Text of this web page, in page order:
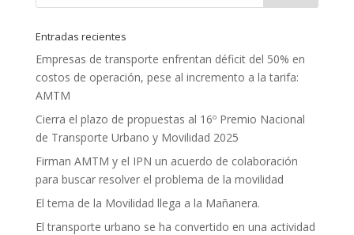
Entradas recientes
Empresas de transporte enfrentan déficit del 50% en
costos de operación, pese al incremento a la tarifa:
AMTM
Cierra el plazo de propuestas al 16º Premio Nacional
de Transporte Urbano y Movilidad 2025
Firman AMTM y el IPN un acuerdo de colaboración
para buscar resolver el problema de la movilidad
El tema de la Movilidad llega a la Mañanera.
El transporte urbano se ha convertido en una actividad